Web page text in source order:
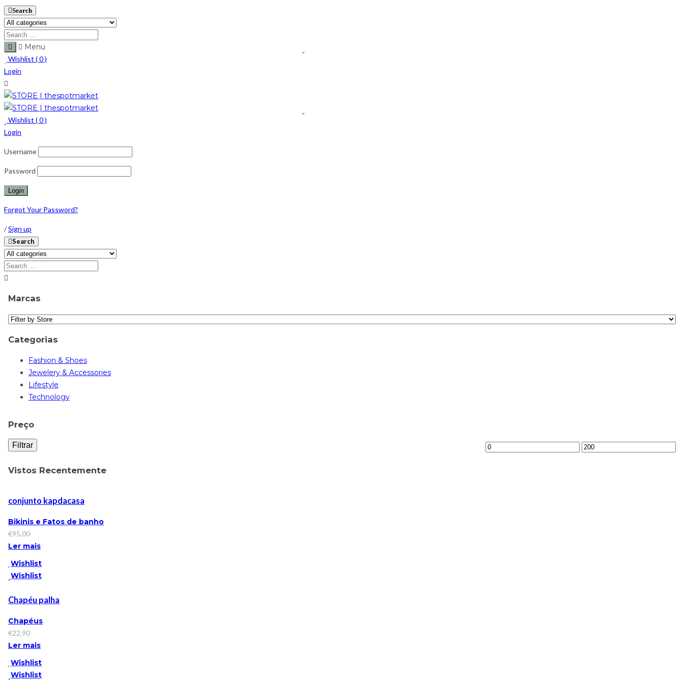
Search
Menu
Wishlist (0)
Login
Wishlist (0)
Login
Username
Password
Forgot Your Password?
/Sign up
Search
Marcas
Categorias
Fashion & Shoes
Jewelery & Accessories
Lifestyle
Technology
Preço
Filtrar
Vistos Recentemente
conjunto kapdacasa
Bikinis e Fatos de banho
€95,00
Ler mais
Wishlist
Wishlist
Chapéu palha
Chapéus
€22,90
Ler mais
Wishlist
Wishlist